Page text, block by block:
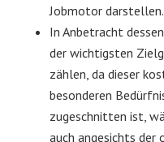
Jobmotor darstellen.
In Anbetracht
der wichtigsten
zählen, da dieser
besonderen
zugeschnitten ist,
auch angesichts der